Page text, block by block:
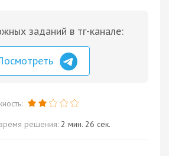
заданий в тг-канале:
решения: 2 мин. 26 сек.